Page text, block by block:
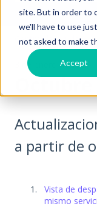
site. But in order to
we'll have to use
not asked to make
Accept
No hay
Centro de ayuda
3 de enero de 2024
a partir de
Vista de
mismo